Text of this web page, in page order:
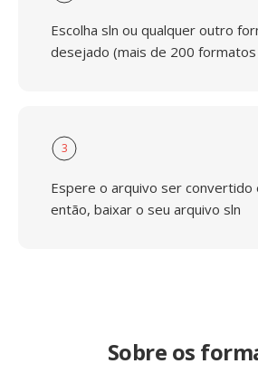
Escolha sln ou qualquer outro
desejado (mais de 200
3
Espere o arquivo ser convertido
então, baixar o seu arquivo sln
Sobre os